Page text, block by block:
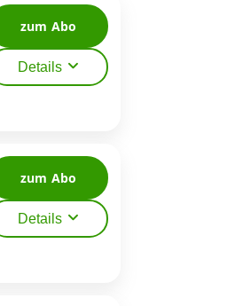
zum Abo
Details
zum Abo
Details